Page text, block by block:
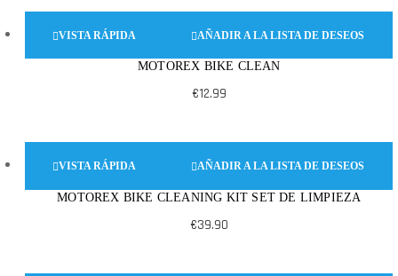
VISTA RÁPIDA AÑADIR A LA LISTA DE DESEOS
MOTOREX BIKE CLEAN
€12.99
VISTA RÁPIDA AÑADIR A LA LISTA DE DESEOS
MOTOREX BIKE CLEANING KIT SET DE LIMPIEZA
€39.90